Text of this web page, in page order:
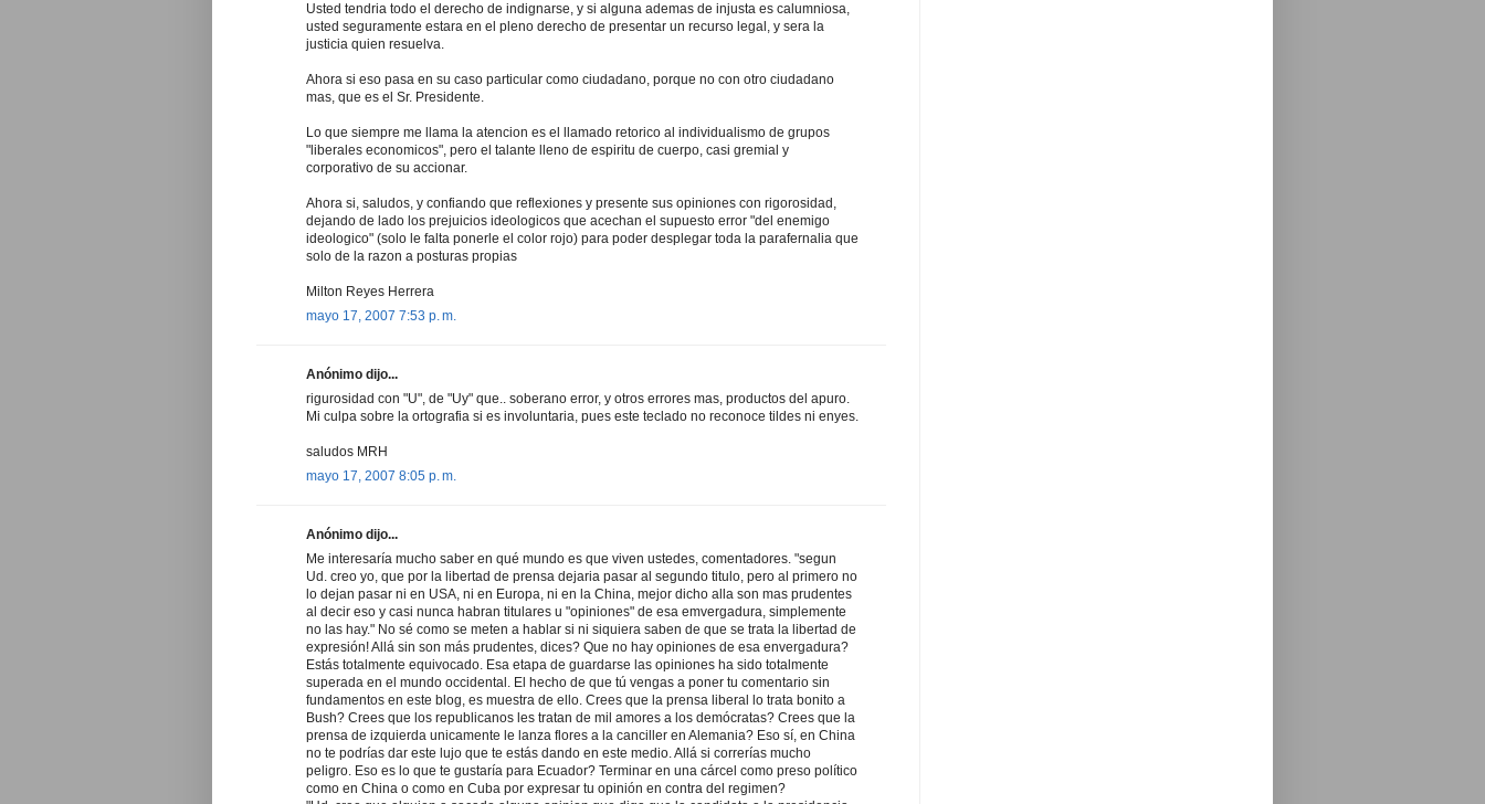
Usted tendria todo el derecho de indignarse, y si alguna ademas de injusta es calumniosa,
usted seguramente estara en el pleno derecho de presentar un recurso legal, y sera la
justicia quien resuelva.
Ahora si eso pasa en su caso particular como ciudadano, porque no con otro ciudadano
mas, que es el Sr. Presidente.
Lo que siempre me llama la atencion es el llamado retorico al individualismo de grupos
"liberales economicos", pero el talante lleno de espiritu de cuerpo, casi gremial y
corporativo de su accionar.
Ahora si, saludos, y confiando que reflexiones y presente sus opiniones con rigorosidad,
dejando de lado los prejuicios ideologicos que acechan el supuesto error "del enemigo
ideologico" (solo le falta ponerle el color rojo) para poder desplegar toda la parafernalia que
solo de la razon a posturas propias
Milton Reyes Herrera
mayo 17, 2007 7:53 p. m.
Anónimo dijo...
rigurosidad con "U", de "Uy" que.. soberano error, y otros errores mas, productos del apuro.
Mi culpa sobre la ortografia si es involuntaria, pues este teclado no reconoce tildes ni enyes.
saludos MRH
mayo 17, 2007 8:05 p. m.
Anónimo dijo...
Me interesaría mucho saber en qué mundo es que viven ustedes, comentadores. "segun
Ud. creo yo, que por la libertad de prensa dejaria pasar al segundo titulo, pero al primero no
lo dejan pasar ni en USA, ni en Europa, ni en la China, mejor dicho alla son mas prudentes
al decir eso y casi nunca habran titulares u "opiniones" de esa emvergadura, simplemente
no las hay." No sé como se meten a hablar si ni siquiera saben de que se trata la libertad de
expresión! Allá sin son más prudentes, dices? Que no hay opiniones de esa envergadura?
Estás totalmente equivocado. Esa etapa de guardarse las opiniones ha sido totalmente
superada en el mundo occidental. El hecho de que tú vengas a poner tu comentario sin
fundamentos en este blog, es muestra de ello. Crees que la prensa liberal lo trata bonito a
Bush? Crees que los republicanos les tratan de mil amores a los demócratas? Crees que la
prensa de izquierda unicamente le lanza flores a la canciller en Alemania? Eso sí, en China
no te podrías dar este lujo que te estás dando en este medio. Allá si correrías mucho
peligro. Eso es lo que te gustaría para Ecuador? Terminar en una cárcel como preso político
como en China o como en Cuba por expresar tu opinión en contra del regimen?